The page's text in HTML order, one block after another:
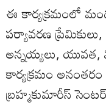
ఈ కార్యక్రమంలో
పర్యావరణ
అన్నయ్యలు, యువత,
కార్యక్రమం
బ్రహ్మకుమారీస్